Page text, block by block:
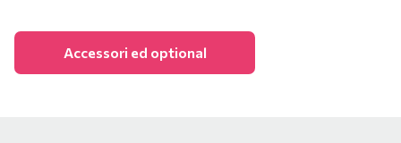
Accessori ed optional